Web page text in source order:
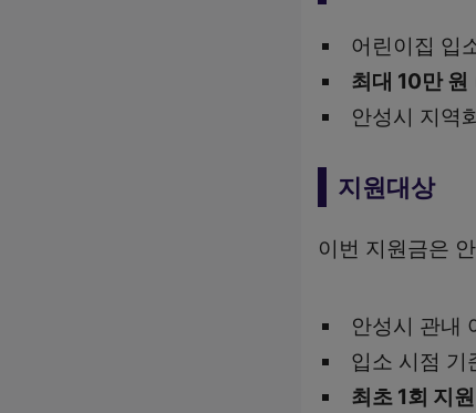
어린이집 입
최대 10만 원
안성시 지역
지원대상
이번 지원금은
안성시 관내
입소 시점 기
최초 1회 지원